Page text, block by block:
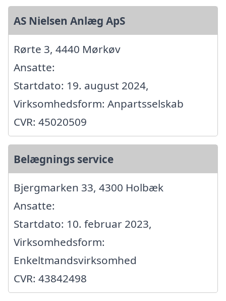
AS Nielsen Anlæg ApS
Rørte 3, 4440 Mørkøv
Ansatte:
Startdato: 19. august 2024,
Virksomhedsform: Anpartsselskab
CVR: 45020509
Belægnings service
Bjergmarken 33, 4300 Holbæk
Ansatte:
Startdato: 10. februar 2023,
Virksomhedsform:
Enkeltmandsvirksomhed
CVR: 43842498